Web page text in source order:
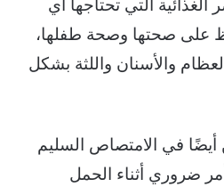
الغذائية التي تحتاجها أي
على صحتها وصحة طفلها،
والأسنان واللثة بشكل
أيضًا في الامتصاص السليم
ضروري أثناء الحمل